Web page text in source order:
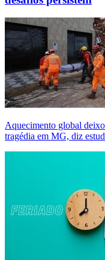
Aquecimento global
tragédia em MG, diz